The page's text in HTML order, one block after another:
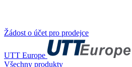
Žádost o účet pro prodejce
UTT Europe
Všechny produkty